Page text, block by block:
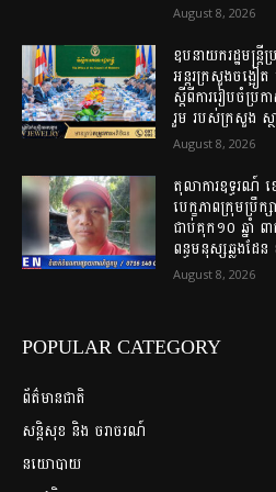
August 8, 2026
ឧបនាយករដ្ឋមន្រ្តី
អន្តរក្រសួងចង្អ
ស្តីពីការរៀបចំប្រ
រួម របស់ក្រសួង ស្
August 8, 2026
តុលាការឧទ្ធរណ៍
បេក្ខភាពក្រុមប្រឹ
ជាប់គុក១០ ឆ្នាំ ព
ពន្ធមនុស្សឆ្លងដែ
August 8, 2026
POPULAR CATEGORY
ព័ត៌មានជាតិ
សន្តិសុខ និង ចរាចរណ៍
នយោបាយ